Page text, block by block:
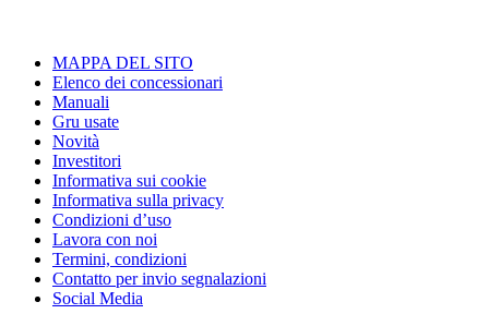
MAPPA DEL SITO
Elenco dei concessionari
Manuali
Gru usate
Novità
Investitori
Informativa sui cookie
Informativa sulla privacy
Condizioni d’uso
Lavora con noi
Termini, condizioni
Contatto per invio segnalazioni
Social Media